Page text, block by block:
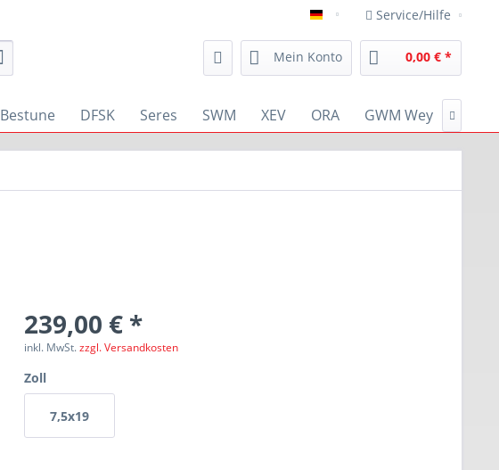
deutsch Service/Hilfe
Mein Konto 0,00 € *
Bestune DFSK Seres SWM XEV ORA GWM Wey 
239,00 € *
inkl. MwSt.zzgl. Versandkosten
Zoll
7,5x19